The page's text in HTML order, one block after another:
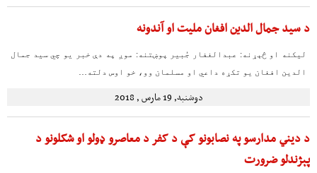
د سید جمال الدین افغان مليت او آندونه
لیکنه او څېړنه: عبدالغفار جُبیر پوښتنه: موږ په دې خبر یو چي سید جمال
الدین افغان یو تکړه داعي او مسلمان وو، خو اوس دلته…
دوشنبه, 19 مارس , 2018
د ديني مدارسو په نصابونو کې د کفر د معاصرو ډولو او شکلونو د
پېژندلو ضرورت